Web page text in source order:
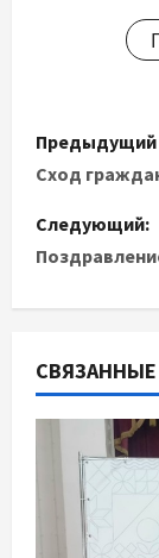
Н
а
в
а
ц
Предыдущий
Сход
Следующий: